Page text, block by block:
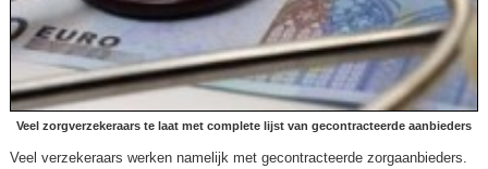
Veel zorgverzekeraars te laat met complete lijst van gecontracteerde aanbieders
Veel verzekeraars werken namelijk met gecontracteerde zorgaanbieders.